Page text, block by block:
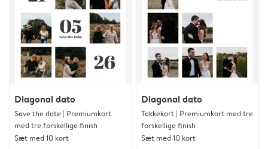
Diagonal dato
Save the date | Premiumkort
med tre forskellige finish
Sæt med 10 kort
Diagonal dato
Takkekort | Premiumkort med tre
forskellige finish
Sæt med 10 kort